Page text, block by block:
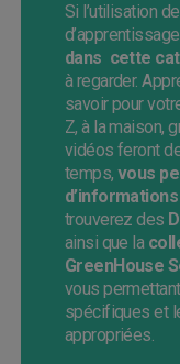
Si l’utilisation
dans cette
à regarder.
savoir pour
Z, à la maison,
vidéos feront
temps, vous
trouverez des
ainsi que la
GreenHouse
vous
spécifiques et
appropriées.